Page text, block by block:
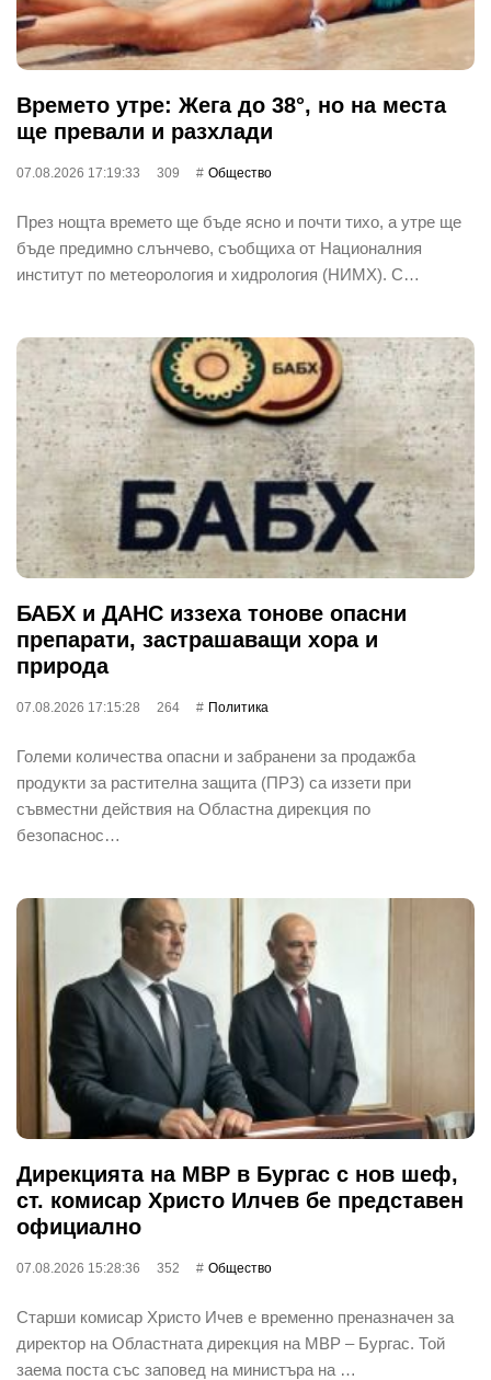
Времето утре: Жега до 38°, но на места
ще превали и разхлади
07.08.2026 17:19:33 309 Общество
През нощта времето ще бъде ясно и почти тихо, а утре ще
бъде предимно слънчево, съобщиха от Националния
институт по метеорология и хидрология (НИМХ). С…
БАБХ и ДАНС иззеха тонове опасни
препарати, застрашаващи хора и
природа
07.08.2026 17:15:28 264 Политика
Големи количества опасни и забранени за продажба
продукти за растителна защита (ПРЗ) са иззети при
съвместни действия на Областна дирекция по
безопаснос…
Дирекцията на МВР в Бургас с нов шеф,
ст. комисар Христо Илчев бе представен
официално
07.08.2026 15:28:36 352 Общество
Старши комисар Христо Ичев е временно преназначен за
директор на Областната дирекция на МВР – Бургас. Той
заема поста със заповед на министъра на …